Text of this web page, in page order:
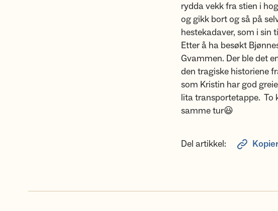
rydda vekk fra stien i
og gikk bort og så på
hestekadaver, som i sin
Etter å ha besøkt
Gvammen. Der ble det
den tragiske historiene
som Kristin har god
lita transportetappe. To
samme tur😃
Del artikkel: